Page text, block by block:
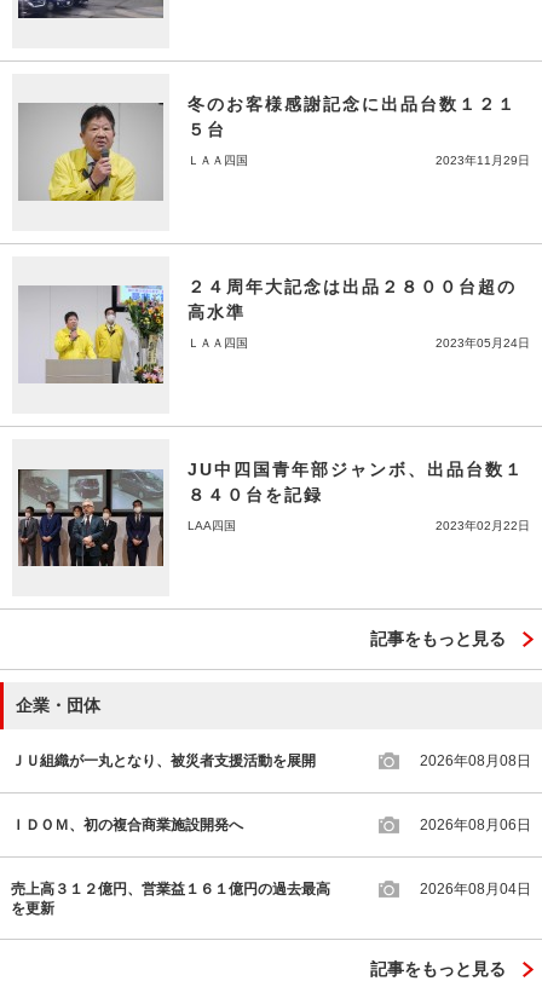
冬のお客様感謝記念に出品台数１２１
５台
ＬＡＡ四国 2023年11月29日
２４周年大記念は出品２８００台超の
高水準
ＬＡＡ四国 2023年05月24日
JU中四国青年部ジャンボ、出品台数１
８４０台を記録
LAA四国 2023年02月22日
記事をもっと見る
企業・団体
ＪＵ組織が一丸となり、被災者支援活動を展開 2026年08月08日
ＩＤＯＭ、初の複合商業施設開発へ 2026年08月06日
売上高３１２億円、営業益１６１億円の過去最高
を更新
2026年08月04日
記事をもっと見る